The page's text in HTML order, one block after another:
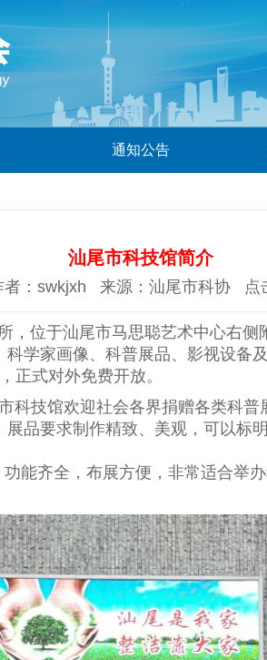
通知公告
汕尾市科技馆简介
：swkjxh 来源：汕尾市科协 点
，位于汕尾市马思聪艺术中心右
学家画像、科普展品、影视设备
正式对外免费开放。
科技馆欢迎社会各界捐赠各类科
品要求制作精致、美观，可以标
能齐全，布展方便，非常适合举